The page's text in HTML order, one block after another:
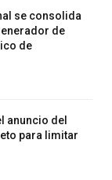
se consolida
de
de
anuncio del
para limitar